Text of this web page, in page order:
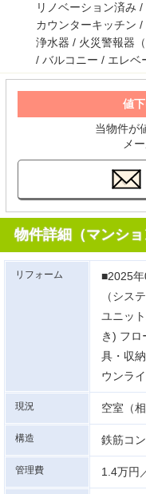
リノベーション済み
カウンターキッチン
浄水器 / 火災警報器
/ バルコニー / エレベ
値
当物件が
メ
物件詳細（マンショ
リフォーム
■2025
（シス
ユニッ
き) フロ
具・収
ウンラ
現況 空室（相
構造 鉄筋コ
管理費 1.4万円